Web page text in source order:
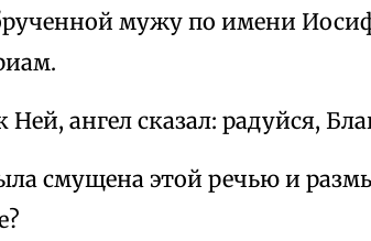
мужу по имени
Ней, ангел сказал: радуйся,
смущена этой речью и